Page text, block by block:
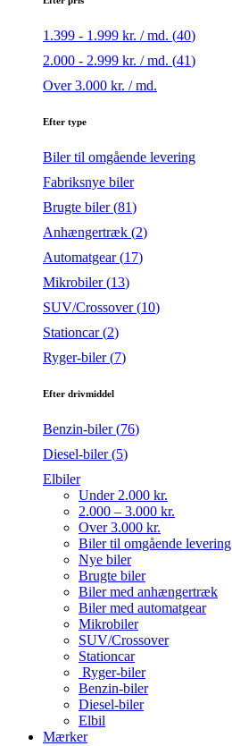
1.399 - 1.999 kr. / md. (40)
2.000 - 2.999 kr. / md. (41)
Over 3.000 kr. / md.
Efter type
Biler til omgående levering
Fabriksnye biler
Brugte biler (81)
Anhængertræk (2)
Automatgear (17)
Mikrobiler (13)
SUV/Crossover (10)
Stationcar (2)
Ryger-biler (7)
Efter drivmiddel
Benzin-biler (76)
Diesel-biler (5)
Elbiler
Under 2.000 kr.
2.000 – 3.000 kr.
Over 3.000 kr.
Biler til omgående levering
Nye biler
Brugte biler
Biler med anhængertræk
Biler med automatgear
Mikrobiler
SUV/Crossover
Stationcar
Ryger-biler
Benzin-biler
Diesel-biler
Elbil
Mærker